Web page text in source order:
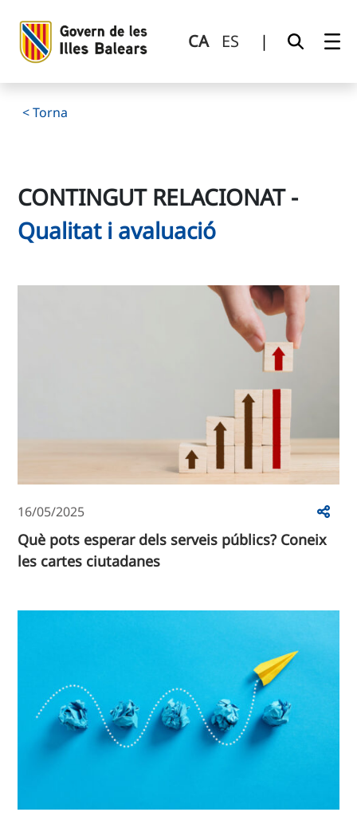
CA ES |
< Torna
CONTINGUT RELACIONAT-
Qualitat i avaluació
16/05/2025
Què pots esperar dels serveis públics? Coneix
les cartes ciutadanes